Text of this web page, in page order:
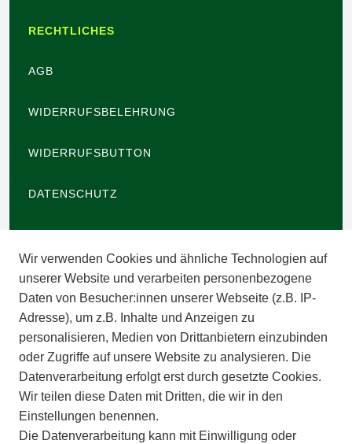
RECHTLICHES
AGB
WIDERRUFSBELEHRUNG
WIDERRUFSBUTTON
DATENSCHUTZ
IMPRESSUM
INFORMATIONEN
ZAHLUNGSARTEN
VERSAND
BATTERIEENTSORGUNG
Wir verwenden Cookies und ähnliche Technologien auf
unserer Website und verarbeiten personenbezogene
Daten von Besucher:innen unserer Webseite (z.B. IP-
Adresse), um z.B. Inhalte und Anzeigen zu
personalisieren, Medien von Drittanbietern einzubinden
oder Zugriffe auf unsere Website zu analysieren. Die
Datenverarbeitung erfolgt erst durch gesetzte Cookies.
Wir teilen diese Daten mit Dritten, die wir in den
Einstellungen benennen.
Die Datenverarbeitung kann mit Einwilligung oder